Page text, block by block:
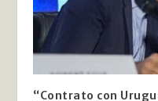
“Contrato con